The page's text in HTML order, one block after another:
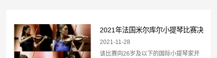
2021年法国米尔库尔小提琴比赛决
赛名单公布
2021-11-28
该比赛向26岁及以下的国际小提琴家开